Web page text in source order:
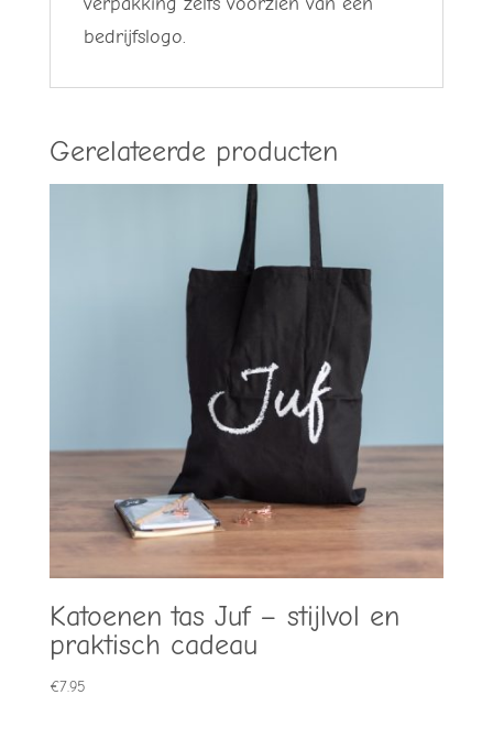
bedrijfslogo.
Gerelateerde producten
Katoenen tas Juf – stijlvol en
praktisch cadeau
€7.95